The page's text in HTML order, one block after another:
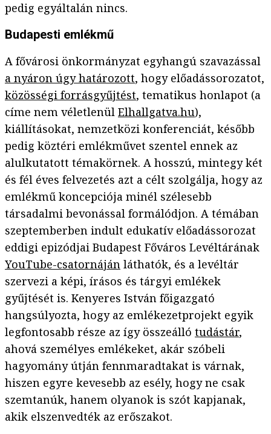
pedig egyáltalán nincs.
Budapesti emlékmű
A fővárosi önkormányzat egyhangú szavazással
a nyáron úgy határozott, hogy előadássorozatot,
közösségi forrásgyűjtést, tematikus honlapot (a
címe nem véletlenül Elhallgatva.hu),
kiállításokat, nemzetközi konferenciát, később
pedig köztéri emlékművet szentel ennek az
alulkutatott témakörnek. A hosszú, mintegy két
és fél éves felvezetés azt a célt szolgálja, hogy az
emlékmű koncepciója minél szélesebb
társadalmi bevonással formálódjon. A témában
szeptemberben indult edukatív előadássorozat
eddigi epizódjai Budapest Főváros Levéltárának
YouTube-csatornáján láthatók, és a levéltár
szervezi a képi, írásos és tárgyi emlékek
gyűjtését is. Kenyeres István főigazgató
hangsúlyozta, hogy az emlékezetprojekt egyik
legfontosabb része az így összeálló tudástár,
ahová személyes emlékeket, akár szóbeli
hagyomány útján fennmaradtakat is várnak,
hiszen egyre kevesebb az esély, hogy ne csak
szemtanúk, hanem olyanok is szót kapjanak,
akik elszenvedték az erőszakot.